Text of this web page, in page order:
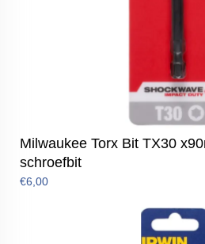
Milwaukee Torx Bit TX30
schroefbit
€6,00